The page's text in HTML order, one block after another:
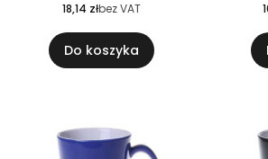
18,14 złbez VAT
Do koszyka